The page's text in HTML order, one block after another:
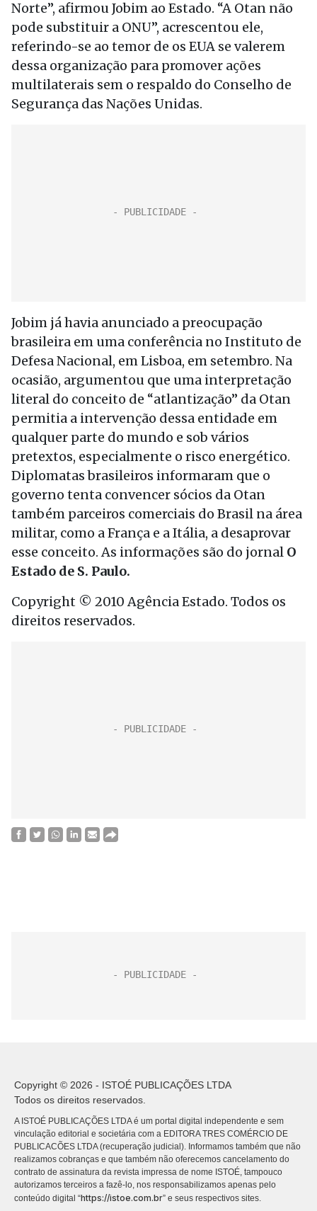
Norte”, afirmou Jobim ao Estado. “A Otan não
pode substituir a ONU”, acrescentou ele,
referindo-se ao temor de os EUA se valerem
dessa organização para promover ações
multilaterais sem o respaldo do Conselho de
Segurança das Nações Unidas.
Jobim já havia anunciado a preocupação
brasileira em uma conferência no Instituto de
Defesa Nacional, em Lisboa, em setembro. Na
ocasião, argumentou que uma interpretação
literal do conceito de “atlantização” da Otan
permitia a intervenção dessa entidade em
qualquer parte do mundo e sob vários
pretextos, especialmente o risco energético.
Diplomatas brasileiros informaram que o
governo tenta convencer sócios da Otan
também parceiros comerciais do Brasil na área
militar, como a França e a Itália, a desaprovar
esse conceito. As informações são do jornal O
Estado de S. Paulo.
Copyright © 2010 Agência Estado. Todos os
direitos reservados.
Copyright © 2026 - ISTOÉ PUBLICAÇÕES LTDA
Todos os direitos reservados.
A ISTOÉ PUBLICAÇÕES LTDA é um portal digital independente e sem
vinculação editorial e societária com a EDITORA TRES COMÉRCIO DE
PUBLICACÕES LTDA (recuperação judicial). Informamos também que não
realizamos cobranças e que também não oferecemos cancelamento do
contrato de assinatura da revista impressa de nome ISTOÉ, tampouco
autorizamos terceiros a fazê-lo, nos responsabilizamos apenas pelo
conteúdo digital “https://istoe.com.br” e seus respectivos sites.